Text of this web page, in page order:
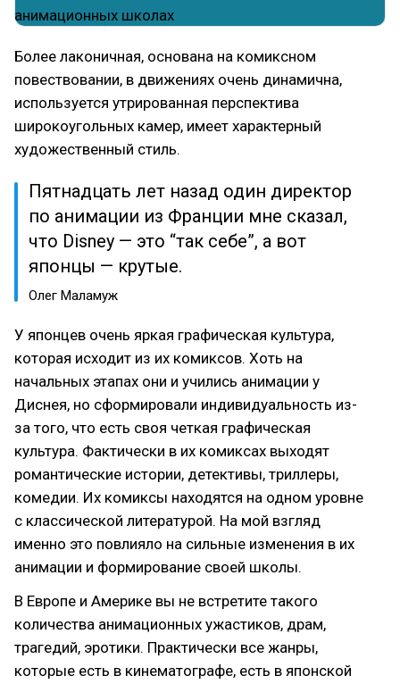
Более лаконичная, основана на комиксном
повествовании, в движениях очень динамична,
используется утрированная перспектива
широкоугольных камер, имеет характерный
художественный стиль.
Пятнадцать лет назад один директор
по анимации из Франции мне сказал,
что Disney — это “так себе”, а вот
японцы — крутые.
Олег Маламуж
У японцев очень яркая графическая культура,
которая исходит из их комиксов. Хоть на
начальных этапах они и учились анимации у
Диснея, но сформировали индивидуальность из-
за того, что есть своя четкая графическая
культура. Фактически в их комиксах выходят
романтические истории, детективы, триллеры,
комедии. Их комиксы находятся на одном уровне
с классической литературой. На мой взгляд
именно это повлияло на сильные изменения в их
анимации и формирование своей школы.
В Европе и Америке вы не встретите такого
количества анимационных ужастиков, драм,
трагедий, эротики. Практически все жанры,
которые есть в кинематографе, есть в японской